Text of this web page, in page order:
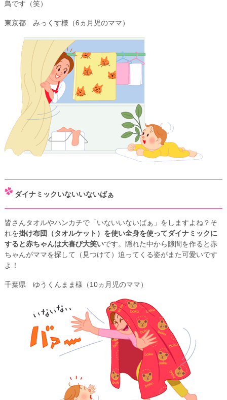
鳥です（笑）
東京都 みっくす様（6ヵ月児のママ）
ダイナミックいないいないばぁ
皆さんタオルやハンカチで「いないいないばぁ」をしますよね？そ
れを掛け布団（タオルケット）を使い全身を使ってダイナミックに
すると赤ちゃんは大喜び大笑いです。隠れた中から隙間を作ると赤
ちゃんがママを探して（見つけて）迫ってくる姿がまた可愛いです
よ！
千葉県 ゆうくんまま様（10ヵ月児のママ）